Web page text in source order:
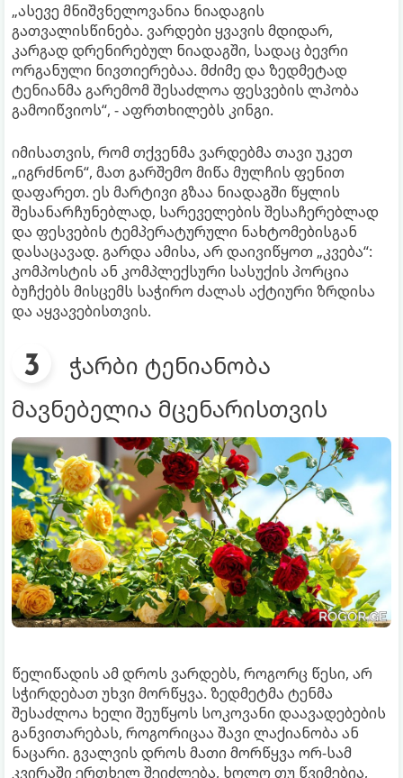
„ასევე მნიშვნელოვანია ნიადაგის
გათვალისწინება. ვარდები ყვავის მდიდარ,
კარგად დრენირებულ ნიადაგში, სადაც ბევრი
ორგანული ნივთიერებაა. მძიმე და ზედმეტად
ტენიანმა გარემომ შესაძლოა ფესვების ლპობა
გამოიწვიოს“, - აფრთხილებს კინგი.
იმისათვის, რომ თქვენმა ვარდებმა თავი უკეთ
„იგრძნონ“, მათ გარშემო მიწა მულჩის ფენით
დაფარეთ. ეს მარტივი გზაა ნიადაგში წყლის
შესანარჩუნებლად, სარეველების შესაჩერებლად
და ფესვების ტემპერატურული ნახტომებისგან
დასაცავად. გარდა ამისა, არ დაივიწყოთ „კვება“:
კომპოსტის ან კომპლექსური სასუქის პორცია
ბუჩქებს მისცემს საჭირო ძალას აქტიური ზრდისა
და აყვავებისთვის.
ჭარბი ტენიანობა
მავნებელია მცენარისთვის
წელიწადის ამ დროს ვარდებს, როგორც წესი, არ
სჭირდებათ უხვი მორწყვა. ზედმეტმა ტენმა
შესაძლოა ხელი შეუწყოს სოკოვანი დაავადებების
განვითარებას, როგორიცაა შავი ლაქიანობა ან
ნაცარი. გვალვის დროს მათი მორწყვა ორ-სამ
კვირაში ერთხელ შეიძლება, ხოლო თუ წვიმებია,